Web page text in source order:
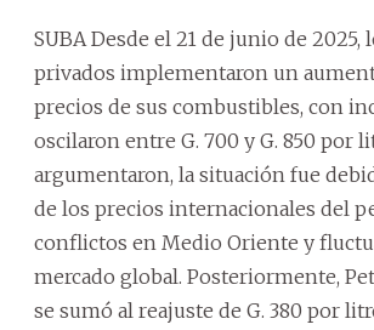
SUBA Desde el 21 de junio de 2025,
privados implementaron un
precios de sus combustibles, con
oscilaron entre G. 700 y G. 850 por
argumentaron, la situación fue
de los precios internacionales del
conflictos en Medio Oriente y
mercado global. Posteriormente,
se sumó al reajuste de G. 380 por